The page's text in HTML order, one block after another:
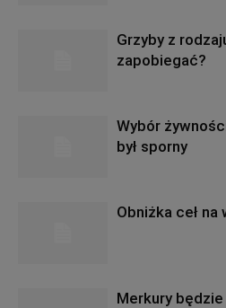
Grzyby z
zapobiegać?
Wybór
był sporny
Obniżka ceł na
Merkury